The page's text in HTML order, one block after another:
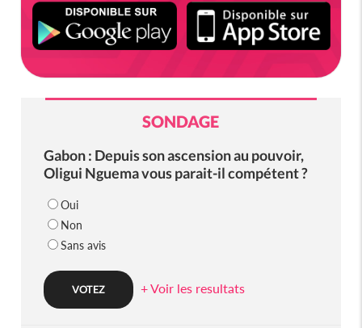
SONDAGE
Gabon : Depuis son ascension au pouvoir,
Oligui Nguema vous parait-il compétent ?
Oui
Non
Sans avis
+ Voir les resultats